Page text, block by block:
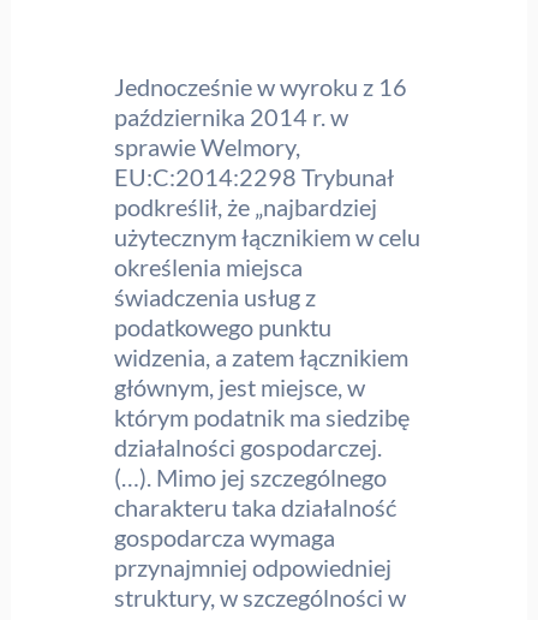
Jednocześnie w wyroku z 16
października 2014 r. w
sprawie Welmory,
EU:C:2014:2298 Trybunał
podkreślił, że „najbardziej
użytecznym łącznikiem w celu
określenia miejsca
świadczenia usług z
podatkowego punktu
widzenia, a zatem łącznikiem
głównym, jest miejsce, w
którym podatnik ma siedzibę
działalności gospodarczej.
(…). Mimo jej szczególnego
charakteru taka działalność
gospodarcza wymaga
przynajmniej odpowiedniej
struktury, w szczególności w